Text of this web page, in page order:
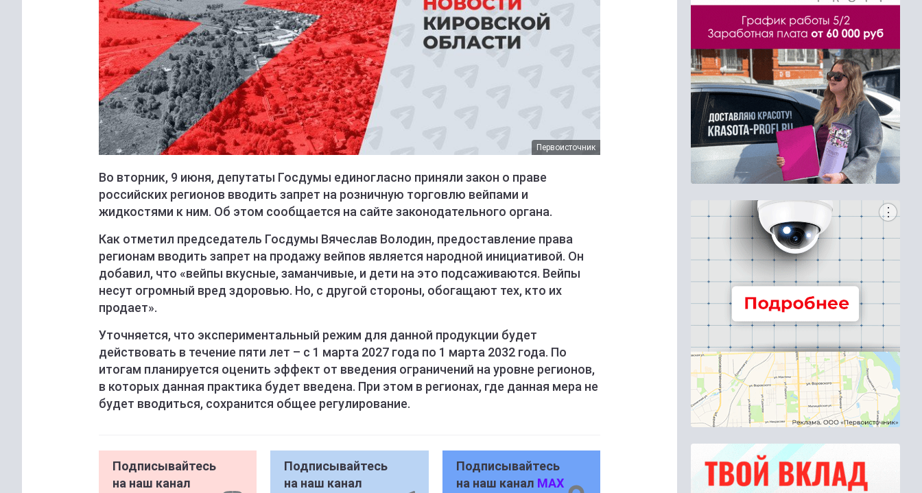
Первоисточник
Во вторник, 9 июня, депутаты Госдумы единогласно приняли закон о праве
российских регионов вводить запрет на розничную торговлю вейпами и
жидкостями к ним. Об этом сообщается на сайте законодательного органа.
Как отметил председатель Госдумы Вячеслав Володин, предоставление права
регионам вводить запрет на продажу вейпов является народной инициативой. Он
добавил, что «вейпы вкусные, заманчивые, и дети на это подсаживаются. Вейпы
несут огромный вред здоровью. Но, с другой стороны, обогащают тех, кто их
продает».
Уточняется, что экспериментальный режим для данной продукции будет
действовать в течение пяти лет – с 1 марта 2027 года по 1 марта 2032 года. По
итогам планируется оценить эффект от введения ограничений на уровне регионов,
в которых данная практика будет введена. При этом в регионах, где данная мера не
будет вводиться, сохранится общее регулирование.
Подписывайтесь
на наш канал
Подписывайтесь
на наш канал
Подписывайтесь
на наш канал MAX